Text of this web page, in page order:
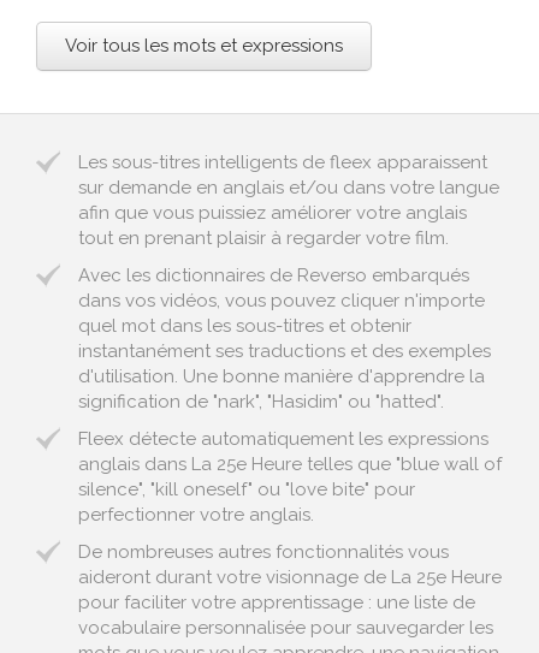
Voir tous les mots et expressions
Les sous-titres intelligents de fleex apparaissent
sur demande en anglais et/ou dans votre langue
afin que vous puissiez améliorer votre anglais
tout en prenant plaisir à regarder votre film.
Avec les dictionnaires de Reverso embarqués
dans vos vidéos, vous pouvez cliquer n'importe
quel mot dans les sous-titres et obtenir
instantanément ses traductions et des exemples
d'utilisation. Une bonne manière d'apprendre la
signification de "nark", "Hasidim" ou "hatted".
Fleex détecte automatiquement les expressions
anglais dans La 25e Heure telles que "blue wall of
silence", "kill oneself" ou "love bite" pour
perfectionner votre anglais.
De nombreuses autres fonctionnalités vous
aideront durant votre visionnage de La 25e Heure
pour faciliter votre apprentissage : une liste de
vocabulaire personnalisée pour sauvegarder les